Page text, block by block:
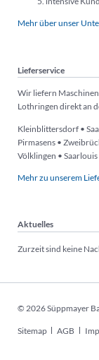
Mehr über unser
Lieferservice
Wir liefern
Lothringen direkt an
Kleinblittersdorf •
Pirmasens •
Völklingen •
Mehr zu unserem
Aktuelles
Zurzeit sind keine
© 2026 Süppmayer
Navigation
Sitemap AGB